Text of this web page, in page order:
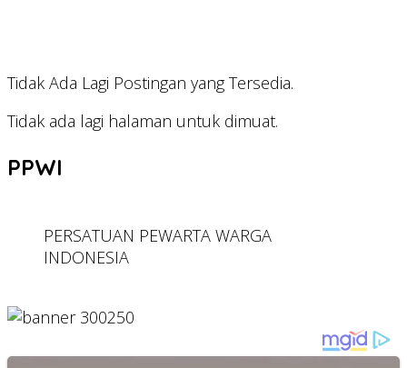
Tidak Ada Lagi Postingan yang Tersedia.
Tidak ada lagi halaman untuk dimuat.
PPWI
PERSATUAN PEWARTA WARGA
INDONESIA